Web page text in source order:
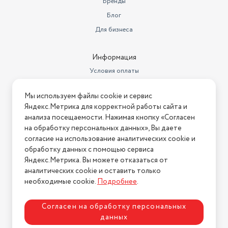
Блог
Для бизнеса
Информация
Условия оплаты
Условия возврата
Нашли ошибку на сайте? Напишите нам
2026 © Интернет-магазин "АстМаркет". У нас есть всё!
Политика конфиденциальности
Мы используем файлы cookie и сервис
Яндекс.Метрика для корректной работы сайта и
анализа посещаемости. Нажимая кнопку «Согласен
на обработку персональных данных», Вы даете
согласие на использование аналитических cookie и
обработку данных с помощью сервиса
Яндекс.Метрика. Вы можете отказаться от
аналитических cookie и оставить только
необходимые cookie.Подробнее.
Согласен на обработку персональных
данных